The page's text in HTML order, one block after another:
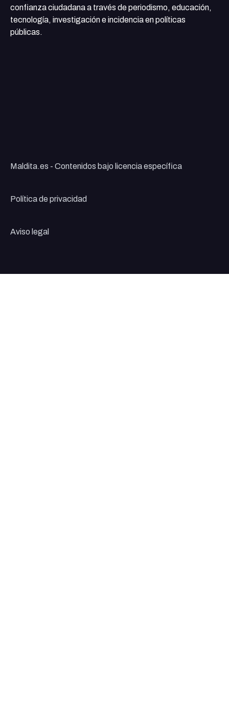
confianza ciudadana a través de periodismo, educación,
tecnología, investigación e incidencia en políticas
públicas.
Maldita.es - Contenidos bajo licencia específica
Política de privacidad
Aviso legal